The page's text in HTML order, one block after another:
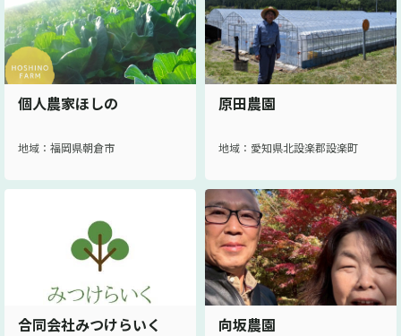
個人農家ほしの
地域：福岡県朝倉市
原田農園
地域：愛知県北設楽郡設楽町
合同会社みつけらいく 向坂農園